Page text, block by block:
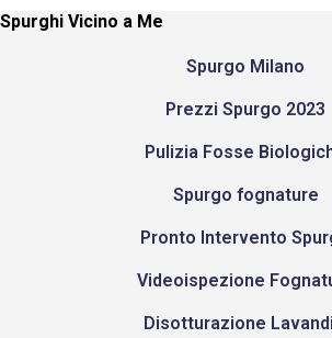
Spurghi Vicino a Me
Spurgo Milano
Prezzi Spurgo 2023
Pulizia Fosse
Spurgo fognature
Pronto Intervento
Videoispezione
Disotturazione